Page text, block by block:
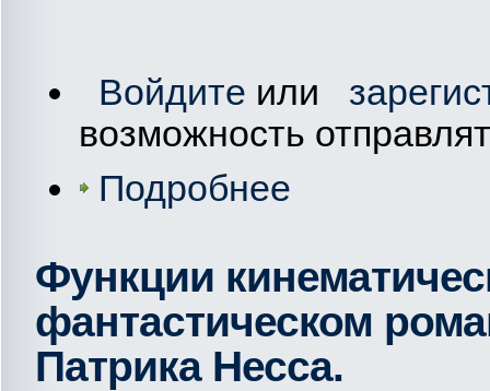
Войдите или
возможность
Подробнее
Функции
фантастическом
Патрика Несса.